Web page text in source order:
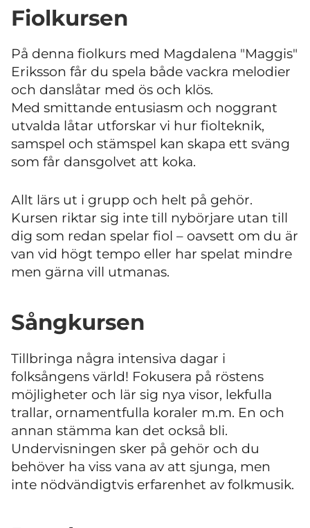
Fiolkursen
På denna fiolkurs med Magdalena "Maggis"
Eriksson får du spela både vackra melodier
och danslåtar med ös och klös.
Med smittande entusiasm och noggrant
utvalda låtar utforskar vi hur fiolteknik,
samspel och stämspel kan skapa ett sväng
som får dansgolvet att koka.
Allt lärs ut i grupp och helt på gehör.
Kursen riktar sig inte till nybörjare utan till
dig som redan spelar fiol – oavsett om du är
van vid högt tempo eller har spelat mindre
men gärna vill utmanas.
Sångkursen
Tillbringa några intensiva dagar i
folksångens värld! Fokusera på röstens
möjligheter och lär sig nya visor, lekfulla
trallar, ornamentfulla koraler m.m. En och
annan stämma kan det också bli.
Undervisningen sker på gehör och du
behöver ha viss vana av att sjunga, men
inte nödvändigtvis erfarenhet av folkmusik.